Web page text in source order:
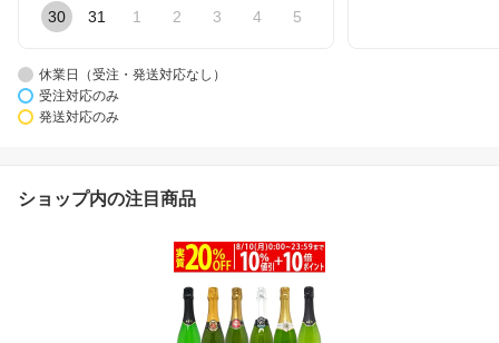
30 31 1 2 3 4 5
休業日（受注・発送対応なし）
受注対応のみ
発送対応のみ
ショップ内の注目商品